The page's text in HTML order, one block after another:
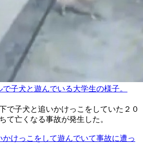
で子犬と遊んでいる大学生の様子。
で子犬と追いかけっこをしていた２０
て亡くなる事故が発生した。
けっこをして遊んでいて事故に遭っ